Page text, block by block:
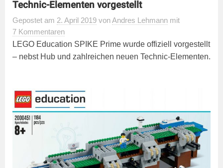
Technic-Elementen vorgestellt
Gepostet am 2. April 2019 vonAndres Lehmann mit
7 Kommentaren
LEGO Education SPIKE Prime wurde offiziell vorgestellt
– nebst Hub und zahlreichen neuen Technic-Elementen.